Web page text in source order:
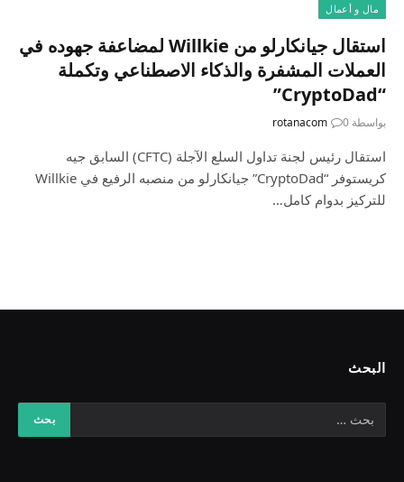
مال و أعمال
استقال جيانكارلو من Willkie لمضاعفة جهوده في
العملات المشفرة والذكاء الاصطناعي وتكملة
“CryptoDad”
بواسطة rotanacom 0
استقال رئيس لجنة تداول السلع الآجلة (CFTC) السابق جيه
كريستوفر “CryptoDad” جيانكارلو من منصبه الرفيع في Willkie
للتركيز بدوام كامل…
البحث